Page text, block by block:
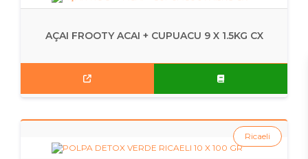
AÇAI FROOTY ACAI + CUPUACU 9 X 1.5KG CX
Ricaeli